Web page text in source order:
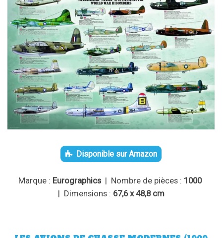
Disponible sur Amazon
Marque : Eurographics| Nombre de pièces : 1000
| Dimensions : 67,6 x 48,8 cm